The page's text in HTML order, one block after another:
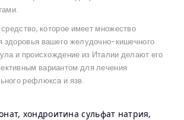
которое имеет множество
здоровья вашего желудочно-кишечного
и происхождение из Италии делают его
вариантом для лечения
рефлюкса и язв.
хондроитина сульфат натрия,